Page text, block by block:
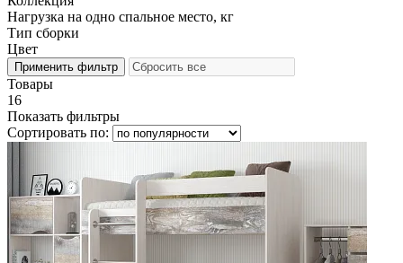
Нагрузка на одно спальное место, кг
Тип сборки
Цвет
Товары
16
Показать фильтры
Сортировать по: